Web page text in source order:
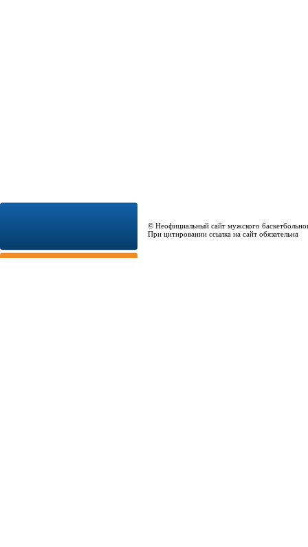
© Неофициальный сайт мужского
При цитировании ссылка на сайт обязательна